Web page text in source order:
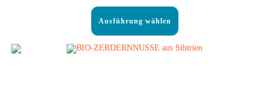
Ausführung wählen